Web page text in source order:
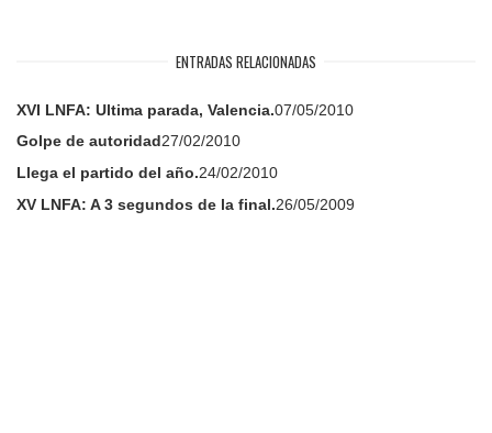
ENTRADAS RELACIONADAS
XVI LNFA: Ultima parada, Valencia.07/05/2010
Golpe de autoridad27/02/2010
Llega el partido del año.24/02/2010
XV LNFA: A 3 segundos de la final.26/05/2009